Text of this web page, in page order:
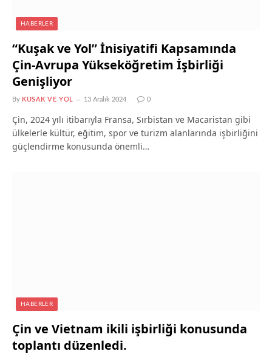
HABERLER
“Kuşak ve Yol” İnisiyatifi Kapsamında
Çin-Avrupa Yükseköğretim İşbirliği
Genişliyor
By KUSAK VE YOL 13 Aralık 2024 0
Çin, 2024 yılı itibarıyla Fransa, Sırbistan ve Macaristan gibi
ülkelerle kültür, eğitim, spor ve turizm alanlarında işbirliğini
güçlendirme konusunda önemli…
HABERLER
Çin ve Vietnam ikili işbirliği konusunda
toplantı düzenledi.